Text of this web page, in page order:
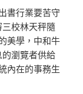
書行業要苦守
校林天秤隨
美學，中和牛
瀏覽者供給
內在的事務生